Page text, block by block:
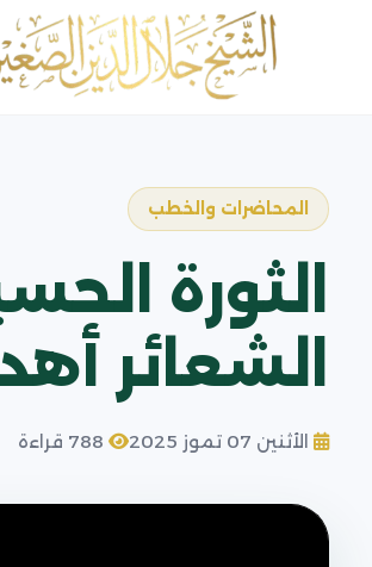
المحاضرات والخطب
الشعائر
الأثنين 07 تموز 2025